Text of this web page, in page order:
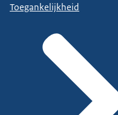
Toegankelijkheid